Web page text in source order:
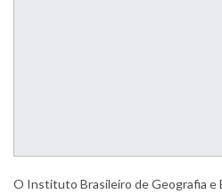
O Instituto Brasileiro de Geografia e